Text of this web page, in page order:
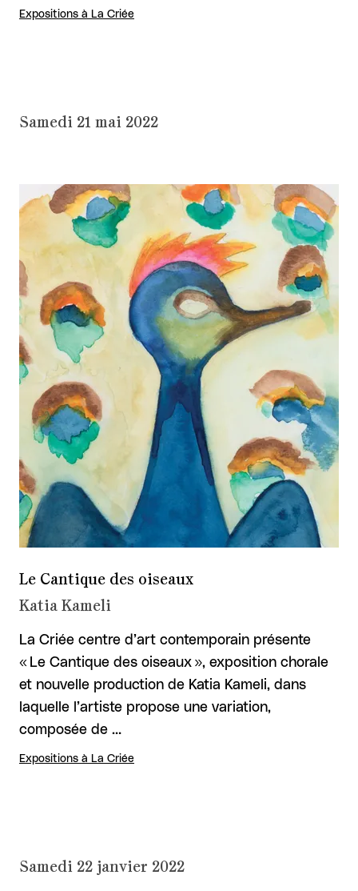
Expositions à La Criée
Samedi 21 mai 2022
Le Cantique des oiseaux
Katia Kameli
La Criée centre d’art contemporain présente
« Le Cantique des oiseaux », exposition chorale
et nouvelle production de Katia Kameli, dans
laquelle l’artiste propose une variation,
composée de …
Expositions à La Criée
Samedi 22 janvier 2022